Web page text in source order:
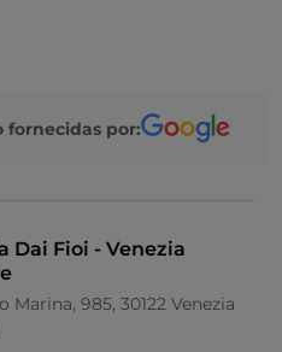
fornecidas por:
Dai Fioi - Venezia
Marina, 985, 30122 Venezia